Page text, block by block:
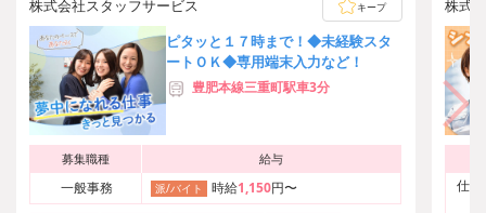
株式会社スタッフサービス キープ
ピタッと１７時まで！◆未経験スタ
ートＯＫ◆専用端末入力など！
豊肥本線三重町駅車3分
募集職種 給与
一般事務 派/バイト 時給1,150円〜
株式
仕分